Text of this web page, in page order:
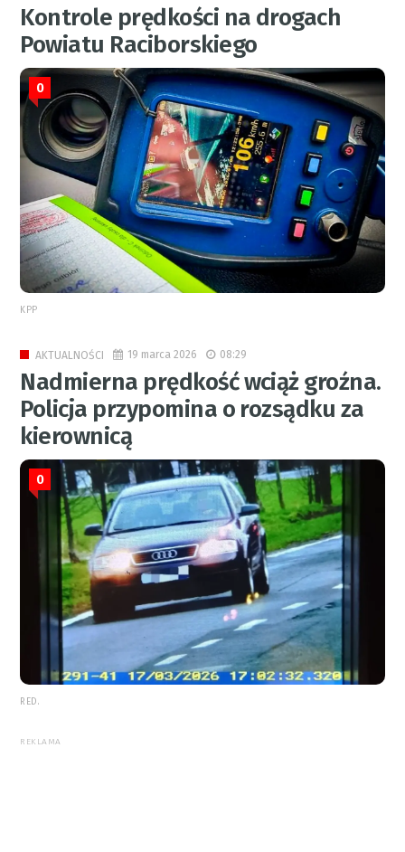
Kontrole prędkości na drogach
Powiatu Raciborskiego
0
KPP
AKTUALNOŚCI 19 marca 2026 08:29
Nadmierna prędkość wciąż groźna.
Policja przypomina o rozsądku za
kierownicą
0
RED.
REKLAMA